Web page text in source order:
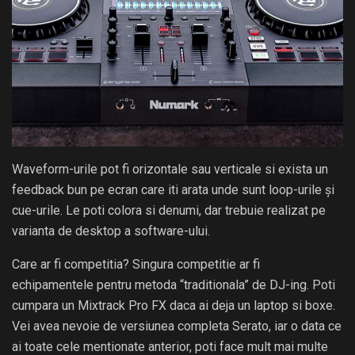
Waveform-urile pot fi orizontale sau verticale si exista un
feedback bun pe ecran care iti arata unde sunt loop-urile și
cue-urile. Le poti colora si denumi, dar trebuie realizat pe
varianta de desktop a software-ului.
Care ar fi competitia? Singura competitie ar fi
echipamentele pentru metoda “traditionala” de DJ-ing. Poti
cumpara un Mixtrack Pro FX daca ai deja un laptop si boxe.
Vei avea nevoie de versiunea completa Serato, iar o data ce
ai toate cele mentionate anterior, poti face mult mai multe